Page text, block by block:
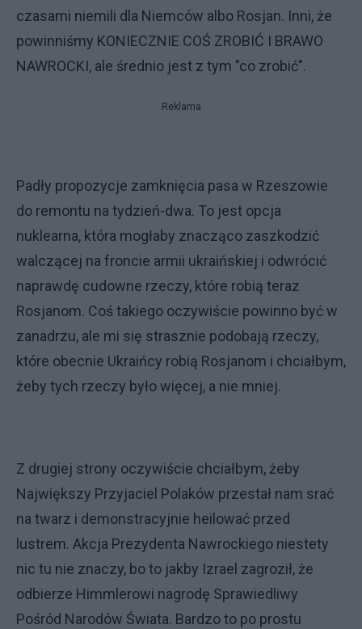
czasami niemili dla Niemców albo Rosjan. Inni, że
powinniśmy KONIECZNIE COŚ ZROBIĆ I BRAWO
NAWROCKI, ale średnio jest z tym "co zrobić".
Reklama
Padły propozycje zamknięcia pasa w Rzeszowie
do remontu na tydzień-dwa. To jest opcja
nuklearna, która mogłaby znacząco zaszkodzić
walczącej na froncie armii ukraińskiej i odwrócić
naprawdę cudowne rzeczy, które robią teraz
Rosjanom. Coś takiego oczywiście powinno być w
zanadrzu, ale mi się strasznie podobają rzeczy,
które obecnie Ukraińcy robią Rosjanom i chciałbym,
żeby tych rzeczy było więcej, a nie mniej.
Z drugiej strony oczywiście chciałbym, żeby
Największy Przyjaciel Polaków przestał nam srać
na twarz i demonstracyjnie heilować przed
lustrem. Akcja Prezydenta Nawrockiego niestety
nic tu nie znaczy, bo to jakby Izrael zagroził, że
odbierze Himmlerowi nagrodę Sprawiedliwy
Pośród Narodów Świata. Bardzo to po prostu